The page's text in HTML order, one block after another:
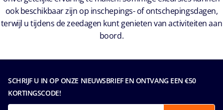
ook beschikbaar zijn op inschepings- of ontschepingsdagen,
terwijl u tijdens de zeedagen kunt genieten van activiteiten aan
boord.
SCHRIJF U IN OP ONZE NIEUWSBRIEF EN ONTVANG EEN €50
KORTINGSCODE!